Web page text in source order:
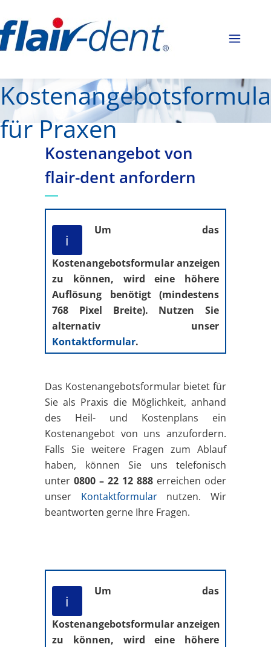
für Praxen
Kostenangebot von
flair-dent anfordern
i
Um das
Kostenangebotsformular anzeigen
zu können, wird eine höhere
Auflösung benötigt (mindestens
768 Pixel Breite). Nutzen Sie
alternativ unser
Kontaktformular.
Das Kostenangebotsformular bietet für
Sie als Praxis die Möglichkeit, anhand
des Heil- und Kostenplans ein
Kostenangebot von uns anzufordern.
Falls Sie weitere Fragen zum Ablauf
haben, können Sie uns telefonisch
unter 0800 – 22 12 888 erreichen oder
unser Kontaktformularnutzen. Wir
beantworten gerne Ihre Fragen.
i
Um das
Kostenangebotsformular anzeigen
zu können, wird eine höhere